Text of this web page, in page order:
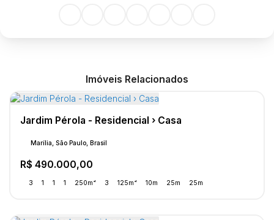
Imóveis Relacionados
Jardim Pérola - Residencial › Casa
R$ 490.000,00
Marília, São Paulo, Brasil
3 1 1 1 250m² 3 125m² 10m 25m 25m